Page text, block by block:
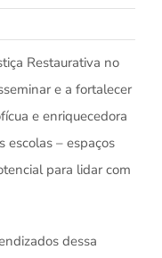
Restaurativa no
e a fortalecer
e enriquecedora
escolas – espaços
para lidar com
dessa